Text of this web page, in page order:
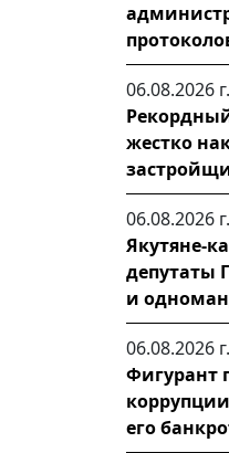
06.08.2026 г.
жестко
06.08.2026 г.
Якутяне-
депутаты
и
06.08.2026 г.
Фигурант
его